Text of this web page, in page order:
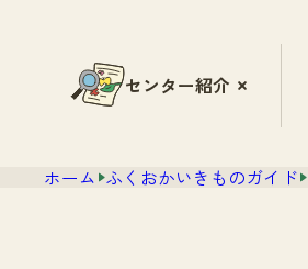
センター紹介
ホーム ふくおかいきものガイド